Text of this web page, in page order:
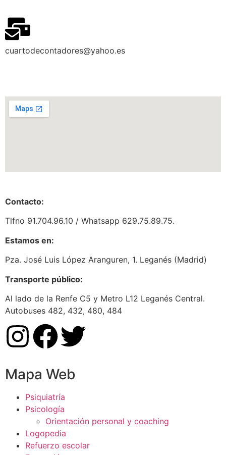
cuartodecontadores@yahoo.es
Contacto:
Tlfno 91.704.96.10 / Whatsapp 629.75.89.75.
Estamos en:
Pza. José Luis López Aranguren, 1. Leganés (Madrid)
Transporte público:
Al lado de la Renfe C5 y Metro L12 Leganés Central.
Autobuses 482, 432, 480, 484
Mapa Web
Psiquiatría
Psicología
Orientación personal y coaching
Logopedia
Refuerzo escolar